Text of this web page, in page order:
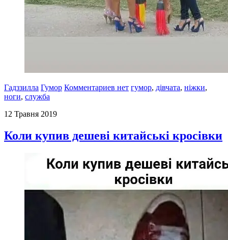
Гадззилла Гумор Комментариев нет гумор, дівчата, ніжки,
ноги, служба
12 Травня 2019
Коли купив дешеві китайські кросівки